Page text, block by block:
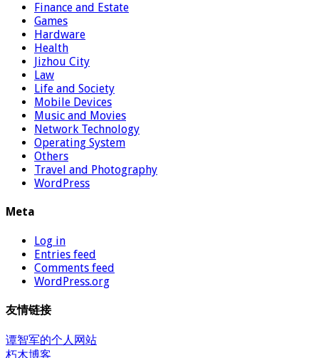
Finance and Estate
Games
Hardware
Health
Jizhou City
Law
Life and Society
Mobile Devices
Music and Movies
Network Technology
Operating System
Others
Travel and Photography
WordPress
Meta
Log in
Entries feed
Comments feed
WordPress.org
友情链接
谭智军的个人网站
朽木博客